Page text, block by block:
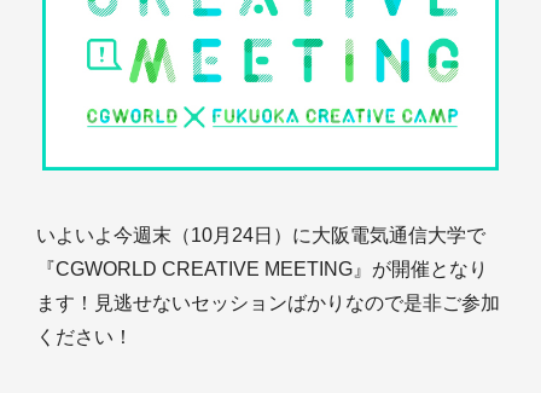
いよいよ今週末（10月24日）に大阪電気通信大学で
『CGWORLD CREATIVE MEETING』が開催となり
ます！見逃せないセッションばかりなので是非ご参加
ください！